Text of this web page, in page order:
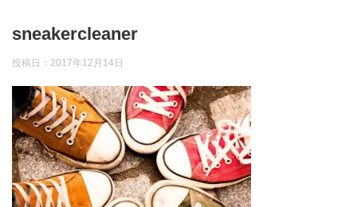
sneakercleaner
投稿日： 2017年12月14日